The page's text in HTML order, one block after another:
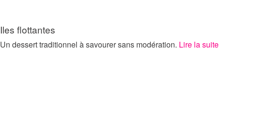
Iles flottantes
Un dessert traditionnel à savourer sans modération. Lire la suite